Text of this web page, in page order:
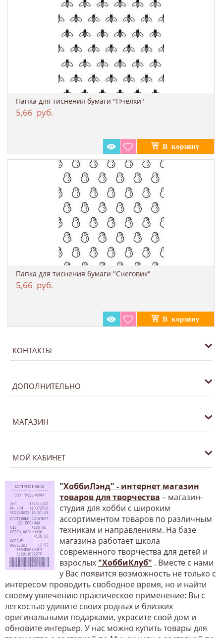
Папка для тиснения бумаги "Пчелки"
5,66 руб.
Папка для тиснения бумаги "Снеговик"
5,66 руб.
КОНТАКТЫ
ДОПОЛНИТЕЛЬНО
МАГАЗИН
МОЙ КАБИНЕТ
"ХоббиЛэнд" - интернет магазин
товаров для творчества – магазин-
студия для хобби с широким
ассортиментом товаров по различным
техникам и направлениям. На базе
магазина работает школа
современного творчества для детей и
взрослых "ХоббиКлуб" . Вместе с нами
у Вас появится возможность не только с
интересом проводить свободное время, но и найти
своему увлечению практическое применение: Вы с
легкостью удивите своих родных и близких
оригинальными подарками, украсите свой дом и
обновите интерьер. У нас можно купить товары для